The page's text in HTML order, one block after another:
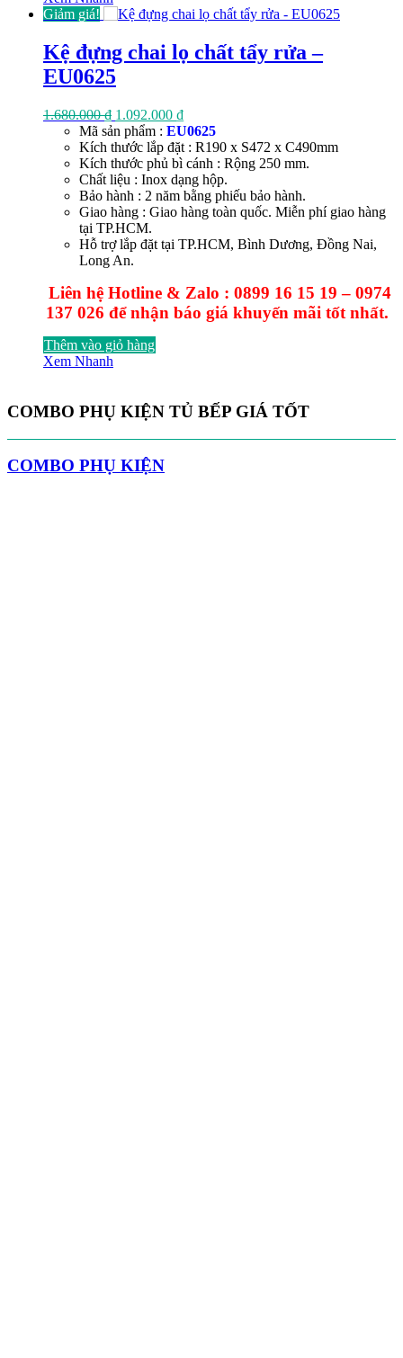
Giảm giá!
Kệ đựng chai lọ chất tẩy rửa –
EU0625
1.680.000₫ Giá
gốc
là:
1.680.000 ₫.
1.092.000 ₫Giá
hiện
tại
là:
1.092.000 ₫.
Mã sản phẩm : EU0625
Kích thước lắp đặt : R190 x S472 x C490mm
Kích thước phủ bì cánh : Rộng 250 mm.
Chất liệu : Inox dạng hộp.
Bảo hành : 2 năm bằng phiếu bảo hành.
Giao hàng : Giao hàng toàn quốc. Miễn phí giao hàng
tại TP.HCM.
Hỗ trợ lắp đặt tại TP.HCM, Bình Dương, Đồng Nai,
Long An.
Liên hệ Hotline & Zalo : 0899 16 15 19 – 0974
137 026 để nhận báo giá khuyến mãi tốt nhất.
Thêm vào giỏ hàng
Xem Nhanh
COMBO PHỤ KIỆN TỦ BẾP GIÁ TỐT
COMBO PHỤ KIỆN